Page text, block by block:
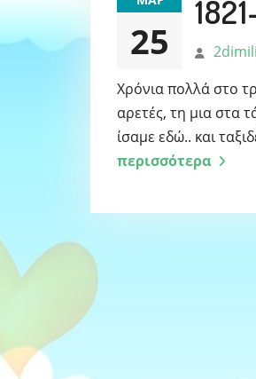
25
Χρόνια πολλά στο
αρετές, τη μια στα
ίσαμε εδώ.. και
περισσότερα